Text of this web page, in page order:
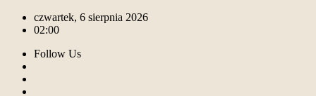
czwartek, 6 sierpnia 2026
02:00
Follow Us